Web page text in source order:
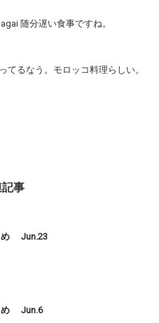
随分遅い食事ですね。
るなう。モロッコ料理らしい。
記事
め Jun.23
め Jun.6